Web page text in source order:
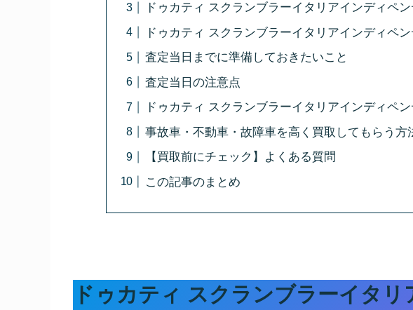
ドゥカティ スクランブラーイタリアインディペ
ドゥカティ スクランブラーイタリアインディペ
査定当日までに準備しておきたいこと
査定当日の注意点
ドゥカティ スクランブラーイタリアインディペ
事故車・不動車・故障車を高く買取してもらう方
【買取前にチェック】よくある質問
この記事のまとめ
ドゥカティ スクランブラーイタ